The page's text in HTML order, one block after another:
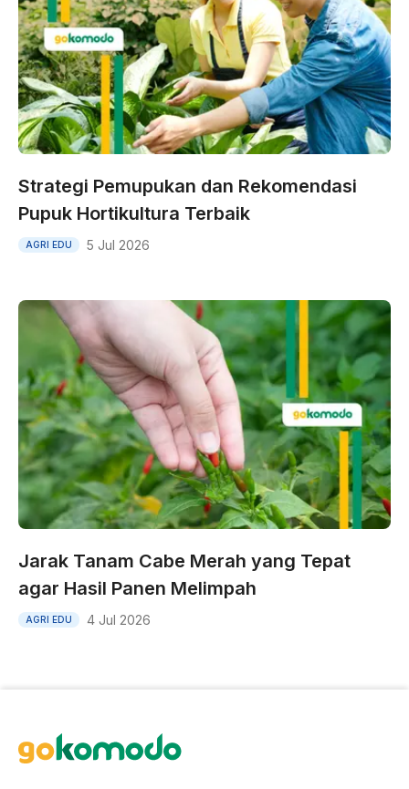
Strategi Pemupukan dan Rekomendasi
Pupuk Hortikultura Terbaik
AGRI EDU 5 Jul 2026
Jarak Tanam Cabe Merah yang Tepat
agar Hasil Panen Melimpah
AGRI EDU 4 Jul 2026